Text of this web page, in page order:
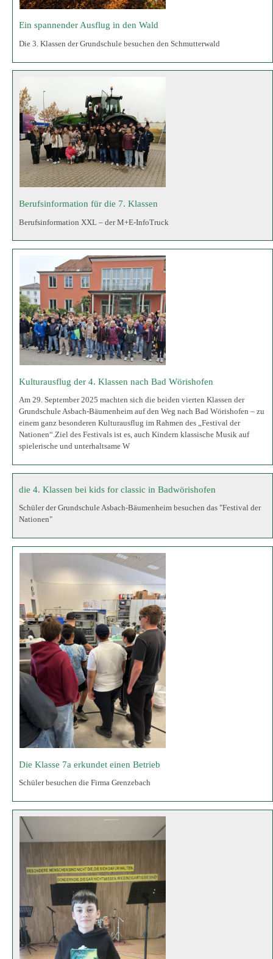
Berufsinformation XXL – der M+E-InfoTruck
Am 29. September 2025 machten sich die beiden vierten Klassen der
Grundschule Asbach-Bäumenheim auf den Weg nach Bad Wörishofen – zu
einem ganz besonderen Kulturausflug im Rahmen des „Festival der
Nationen“.Ziel des Festivals ist es, auch Kindern klassische Musik auf
spielerische und unterhaltsame W
die 4. Klassen bei kids for classic in Badwörishofen
Schüler der Grundschule Asbach-Bäumenheim besuchen das "Festival der
Die Klasse 7a erkundet einen Betrieb
Schüler besuchen die Firma Grenzebach